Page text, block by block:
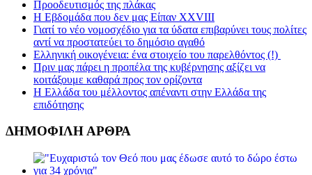
Προοδευτισμός της πλάκας
Η Εβδομάδα που δεν μας Είπαν XXVIII
Γιατί το νέο νομοσχέδιο για τα ύδατα επιβαρύνει τους πολίτες
αντί να προστατεύει το δημόσιο αγαθό
Ελληνική οικογένεια: ένα στοιχείο του παρελθόντος (!)
Πριν μας πάρει η προπέλα της κυβέρνησης αξίζει να
κοιτάξουμε καθαρά προς τον ορίζοντα
Η Ελλάδα του μέλλοντος απέναντι στην Ελλάδα της
επιδότησης
ΔΗΜΟΦΙΛΗ ΑΡΘΡΑ